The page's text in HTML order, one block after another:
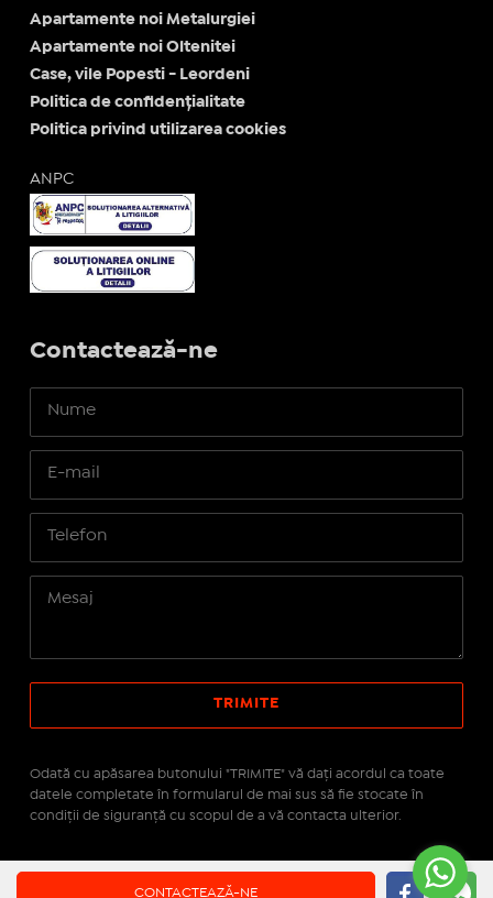
CONTACTEAZĂ-NE
Apartamente noi Metalurgiei
Apartamente noi Oltenitei
Case, vile Popesti - Leordeni
Politica de confidențialitate
Politica privind utilizarea cookies
ANPC
Contactează-ne
Odată cu apăsarea butonului "TRIMITE" vă daţi acordul ca toate
datele completate în formularul de mai sus să fie stocate în
condiţii de siguranţă cu scopul de a vă contacta ulterior.
IMOPEDIA.ro - Anunțuri